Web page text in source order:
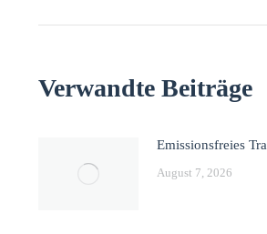
Verwandte Beiträge
Emissionsfreies
August 7, 2026